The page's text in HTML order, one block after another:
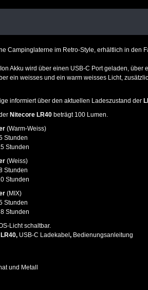
Campinglaterne im Retro-Style, erhältlich in den
Akku wird über einen USB-C Port geladen,
ein weisses und ein warm weisses Licht,
informiert über den aktuellen Ladeszustand der
Nitecore LR40 beträgt 100 Lumen.
(Warm-Weiss)
Stunden
Stunden
(Weiss)
Stunden
Stunden
(MIX)
Stunden
Stunden
Licht schaltbar.
USB-C Ladekabel , Bedienungsanleitung
und Metall